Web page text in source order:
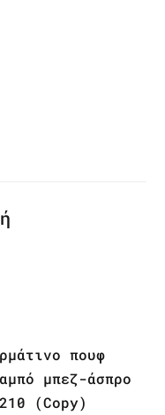
πουφ
μπεζ-άσπρο
(Copy)